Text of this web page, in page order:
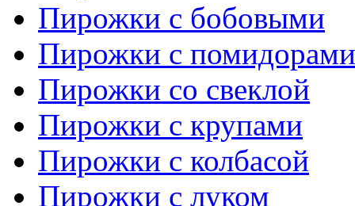
Пирожки с бобовыми
Пирожки с помидорами
Пирожки со свеклой
Пирожки с крупами
Пирожки с колбасой
Пирожки с луком